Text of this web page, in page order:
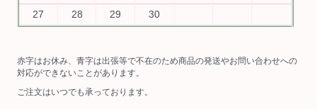
27
28 29 30
赤字はお休み、青字は出張等で不在のため商品の発送やお問い合わせへの
対応ができないことがあります。
ご注文はいつでも承っております。